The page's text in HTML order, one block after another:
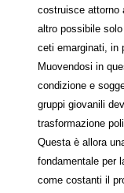
costruisce attorno
altro possibile
ceti emarginati, in
Muovendosi in
condizione e
gruppi giovanili
trasformazione
Questa è allora
fondamentale per
come costanti il